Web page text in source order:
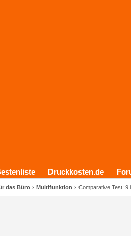
Druckkosten.de
das Büro Multifunktion Comparative Test: 9